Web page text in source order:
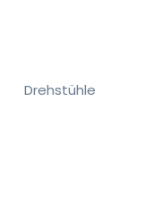
Drehstühle